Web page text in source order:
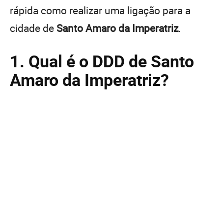
rápida como realizar uma ligação para a
cidade de Santo Amaro da Imperatriz.
1. Qual é o DDD de Santo
Amaro da Imperatriz?